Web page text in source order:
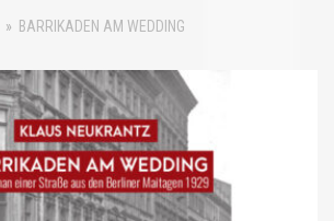
» BARRIKADEN AM WEDDING